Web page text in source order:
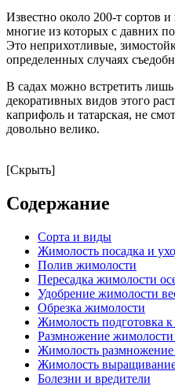
Известно около 200-т сортов
многие из которых с давних
Это неприхотливые,
определенных случаях
В садах можно встретить лишь
декоративных видов этого
каприфоль и татарская, не
довольно велико.
[Скрыть]
Содержание
Сорта и виды
Жимолость посадка и
Полив жимолости
Пересадка жимолости
Удобрение жимолости
Обрезка жимолости
Жимолость подготовка к
Размножение жимолости
Жимолость размножение
Жимолость
Болезни и вредители